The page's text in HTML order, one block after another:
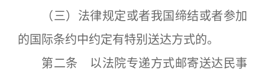
（三）法律规定或者我国缔结或者参加
的国际条约中约定有特别送达方式的。
第二条 以法院专递方式邮寄送达民事